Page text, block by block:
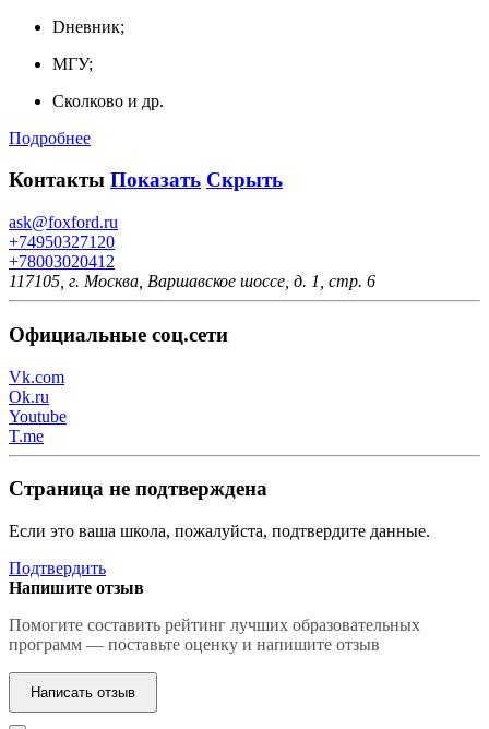
Dневник;
МГУ;
Сколково и др.
Подробнее
Контакты Показать Скрыть
ask@foxford.ru
+74950327120
+78003020412
117105, г. Москва, Варшавское шоссе, д. 1, стр. 6
Официальные соц.сети
Vk.com
Ok.ru
Youtube
T.me
Страница не подтверждена
Если это ваша школа, пожалуйста, подтвердите данные.
Подтвердить
Напишите отзыв
Помогите составить рейтинг лучших образовательных
программ — поставьте оценку и напишите отзыв
Написать отзыв